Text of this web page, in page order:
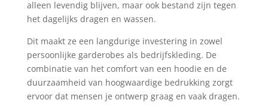
alleen levendig blijven, maar ook bestand zijn tegen
het dagelijks dragen en wassen.
Dit maakt ze een langdurige investering in zowel
persoonlijke garderobes als bedrijfskleding. De
combinatie van het comfort van een hoodie en de
duurzaamheid van hoogwaardige bedrukking zorgt
ervoor dat mensen je ontwerp graag en vaak dragen.